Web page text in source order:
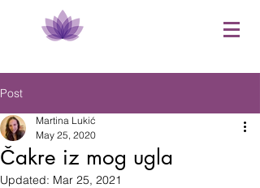
Post
Čakre iz mog ugla
Martina Lukić
May 25, 2020
Updated: Mar 25, 2021